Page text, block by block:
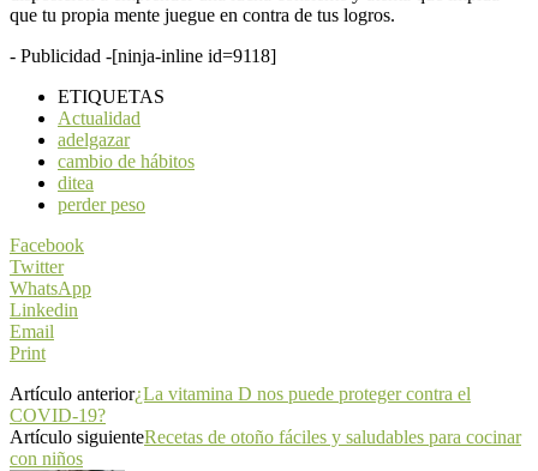
que tu propia mente juegue en contra de tus logros.
- Publicidad -[ninja-inline id=9118]
ETIQUETAS
Actualidad
adelgazar
cambio de hábitos
ditea
perder peso
Facebook
Twitter
WhatsApp
Linkedin
Email
Print
Artículo anterior¿La vitamina D nos puede proteger contra el
COVID-19?
Artículo siguienteRecetas de otoño fáciles y saludables para cocinar
con niños